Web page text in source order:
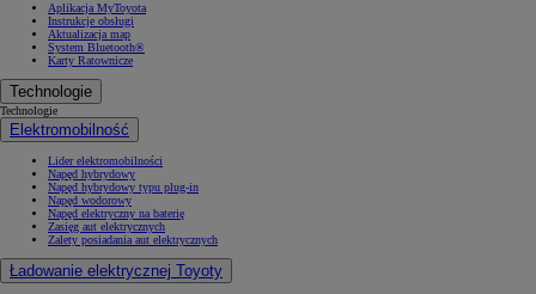
Aplikacja MyToyota
Instrukcje obsługi
Aktualizacja map
System Bluetooth®
Karty Ratownicze
Technologie
Technologie
Elektromobilność
Lider elektromobilności
Napęd hybrydowy
Napęd hybrydowy typu plug-in
Napęd wodorowy
Napęd elektryczny na baterię
Zasięg aut elektrycznych
Zalety posiadania aut elektrycznych
Ładowanie elektrycznej Toyoty